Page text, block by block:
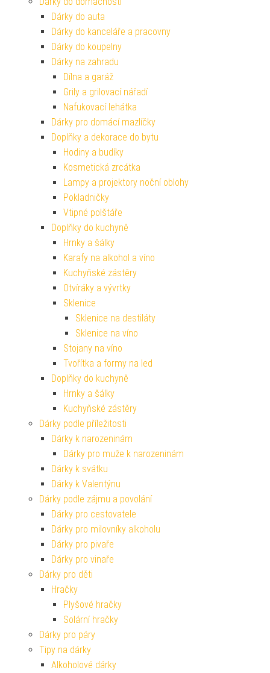
Dárky do auta
Dárky do kanceláře a pracovny
Dárky do koupelny
Dárky na zahradu
Dílna a garáž
Grily a grilovací nářadí
Nafukovací lehátka
Dárky pro domácí mazlíčky
Doplňky a dekorace do bytu
Hodiny a budíky
Kosmetická zrcátka
Lampy a projektory noční oblohy
Pokladničky
Vtipné polštáře
Doplňky do kuchyně
Hrnky a šálky
Karafy na alkohol a víno
Kuchyňské zástěry
Otvíráky a vývrtky
Sklenice
Sklenice na destiláty
Sklenice na víno
Stojany na víno
Tvořítka a formy na led
Doplňky do kuchyně
Hrnky a šálky
Kuchyňské zástěry
Dárky podle příležitosti
Dárky k narozeninám
Dárky pro muže k narozeninám
Dárky k svátku
Dárky k Valentýnu
Dárky podle zájmu a povolání
Dárky pro cestovatele
Dárky pro milovníky alkoholu
Dárky pro pivaře
Dárky pro vinaře
Dárky pro děti
Hračky
Plyšové hračky
Solární hračky
Dárky pro páry
Tipy na dárky
Alkoholové dárky